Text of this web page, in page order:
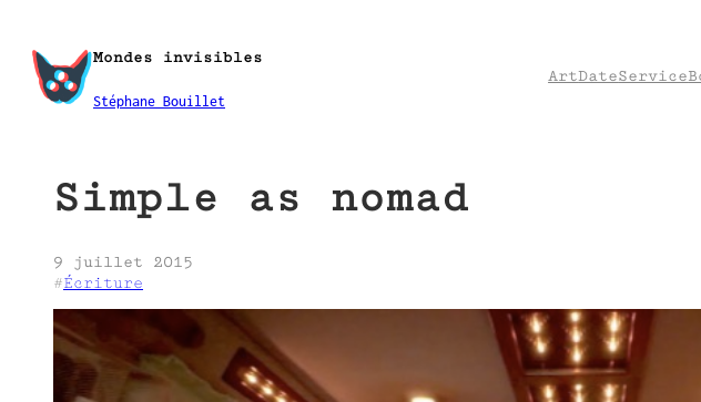
contenu
Mondes invisibles
Stéphane Bouillet
ArtDateService
Simple as nomad
9 juillet 2015
#Écriture